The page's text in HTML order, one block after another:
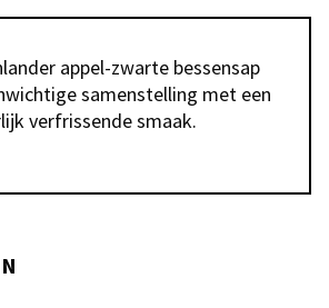
appel-zwarte bessensap
samenstelling met een
verfrissende smaak.